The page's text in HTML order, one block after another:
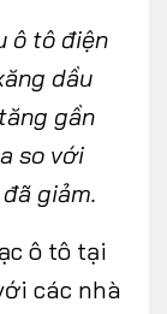
ô tô điện
dầu
gần
so với
giảm.
ô tô tại
các nhà